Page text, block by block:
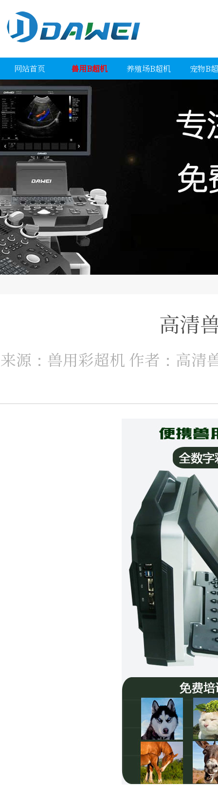
网站首页 兽用B超机 养殖场B超机 宠物B
高清
来源：兽用彩超机 作者：高清